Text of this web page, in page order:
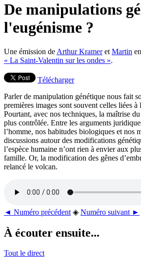
De manipulations
l'eugénisme ?
Une émission de Arthur Krameret Martin
« La Saint-Valentin sur les ondes ».
Télécharger
Parler de manipulation génétique nous fait
premières images sont souvent celles liées à
Pourtant, avec nos techniques, la maîtrise
plus contrôlée. Entre les arguments
l’homme, nos habitudes biologiques et nos
discussions autour des modifications
l’espèce humaine n’ont rien à envier aux
famille. Or, la modification des gênes
relancé le volcan.
◄ Numéro précédent ◈ Numéro suivant ►
À écouter ensuite...
Tout le direct